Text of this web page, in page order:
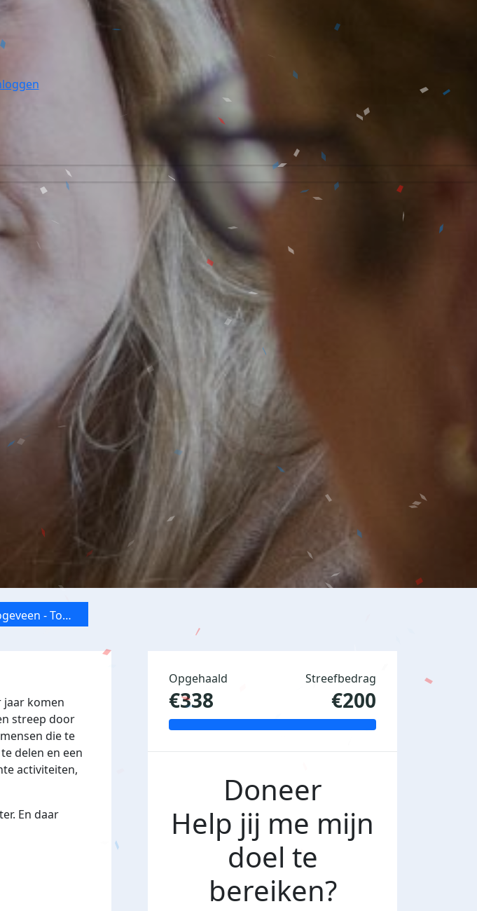
- Toon
Huis
jaar komen
streep door
die te
delen en een
activiteiten,
En daar
Opgehaald
€338
Streefbedrag
€200
Doneer
Help jij me mijn
doel te
bereiken?